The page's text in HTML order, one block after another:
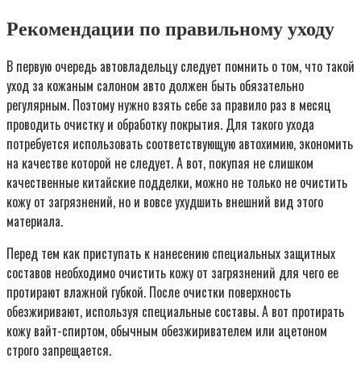
Рекомендации по правильному уходу
В первую очередь автовладельцу следует помнить о том, что такой
уход за кожаным салоном авто должен быть обязательно
регулярным. Поэтому нужно взять себе за правило раз в месяц
проводить очистку и обработку покрытия. Для такого ухода
потребуется использовать соответствующую автохимию, экономить
на качестве которой не следует. А вот, покупая не слишком
качественные китайские подделки, можно не только не очистить
кожу от загрязнений, но и вовсе ухудшить внешний вид этого
материала.
Перед тем как приступать к нанесению специальных защитных
составов необходимо очистить кожу от загрязнений для чего ее
протирают влажной губкой. После очистки поверхность
обезжиривают, используя специальные составы. А вот протирать
кожу вайт-спиртом, обычным обезжиривателем или ацетоном
строго запрещается.